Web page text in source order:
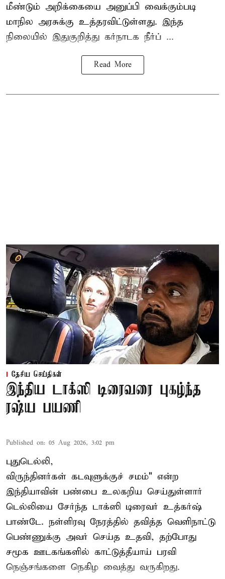
மீண்டும் அறிக்கையை அனுப்பி வைக்கும்படி
மாநில அரசுக்கு உத்தரவிட்டுள்ளது. இந்த
நிலையில் இதுகுறித்து கர்நாடக நீர்ப் ...
Read More
தேசிய செய்திகள்
இந்திய டாக்ஸி டிரைவரை புகழ்ந்த
ரஷ்ய பயணி
Published on: 05 Aug 2026, 3:02 pm
புதுடெல்லி,
விருந்தினர்கள் கடவுளுக்குச் சமம்" என்ற
இந்தியாவின் பண்பை உலகறிய செய்துள்ளார்
டெல்லியை சேர்ந்த டாக்ஸி டிரைவர் உத்கர்ஷ்
பாண்டே. நள்ளிரவு நேரத்தில் தவித்த வெளிநாட்டு
பெண்ணுக்கு அவர் செய்த உதவி, தற்போது
சமூக ஊடகங்களில் காட்டுத்தீயாய் பரவி
நெஞ்சங்களை நெகிழ வைத்து வருகிறது.